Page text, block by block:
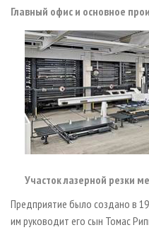
Главный офис и основное
Участок лазерной резки
Предприятие было создано в
им руководит его сын Томас